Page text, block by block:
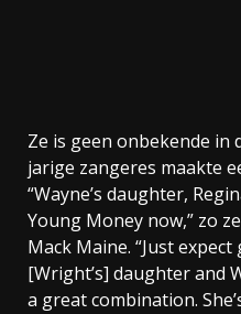
Ze is geen onbekende in
jarige zangeres maakte
“Wayne’s daughter,
Young Money now,” zo
Mack Maine. “Just expect
[Wright’s] daughter and
a great combination.